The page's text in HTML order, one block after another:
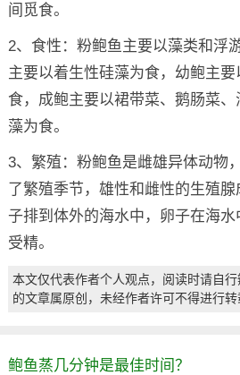
间觅食。
2、食性：粉鲍鱼主要以藻类和浮
主要以着生性硅藻为食，幼鲍主
食，成鲍主要以裙带菜、鹅肠菜
藻为食。
3、繁殖：粉鲍鱼是雌雄异体动物
了繁殖季节，雄性和雌性的生殖
子排到体外的海水中，卵子在海
受精。
本文仅代表作者个人观点，阅读时请自
的文章属原创，未经作者许可不得进行转
鲍鱼蒸几分钟是最佳时间？